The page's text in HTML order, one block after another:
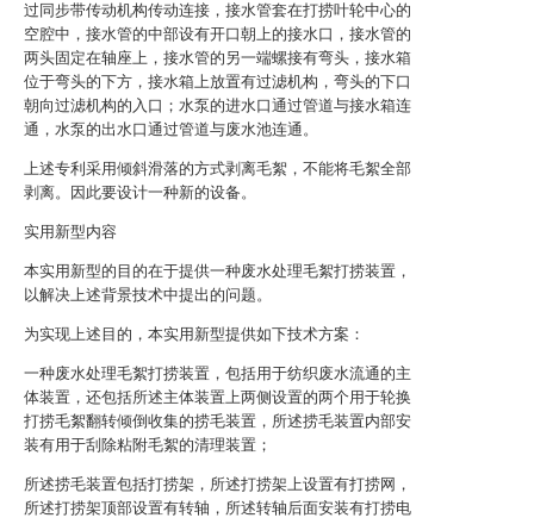
过同步带传动机构传动连接，接水管套在打捞叶轮中心的
空腔中，接水管的中部设有开口朝上的接水口，接水管的
两头固定在轴座上，接水管的另一端螺接有弯头，接水箱
位于弯头的下方，接水箱上放置有过滤机构，弯头的下口
朝向过滤机构的入口；水泵的进水口通过管道与接水箱连
通，水泵的出水口通过管道与废水池连通。
上述专利采用倾斜滑落的方式剥离毛絮，不能将毛絮全部
剥离。因此要设计一种新的设备。
实用新型内容
本实用新型的目的在于提供一种废水处理毛絮打捞装置，
以解决上述背景技术中提出的问题。
为实现上述目的，本实用新型提供如下技术方案：
一种废水处理毛絮打捞装置，包括用于纺织废水流通的主
体装置，还包括所述主体装置上两侧设置的两个用于轮换
打捞毛絮翻转倾倒收集的捞毛装置，所述捞毛装置内部安
装有用于刮除粘附毛絮的清理装置；
所述捞毛装置包括打捞架，所述打捞架上设置有打捞网，
所述打捞架顶部设置有转轴，所述转轴后面安装有打捞电